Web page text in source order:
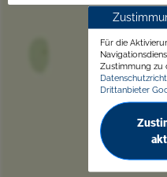
Für die
Zustimmung zu
Drittanbieter